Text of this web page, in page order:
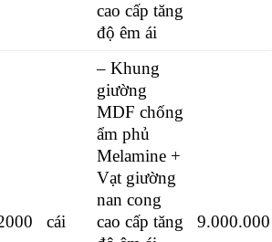
cao cấp tăng
độ êm ái
cái
– Khung
giường
MDF chống
ẩm phủ
Melamine +
Vạt giường
nan cong
cao cấp tăng
9.000.000